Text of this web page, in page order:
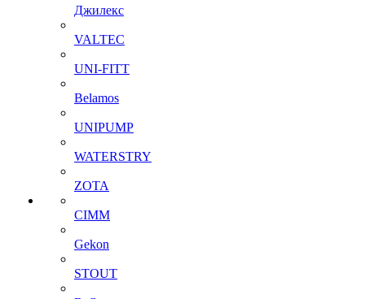
Джилекс
VALTEC
UNI-FITT
Belamos
UNIPUMP
WATERSTRY
ZOTA
CIMM
Gekon
STOUT